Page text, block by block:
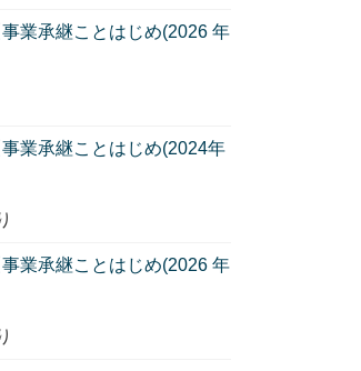
業承継ことはじめ(2026 年
業承継ことはじめ(2024年
業承継ことはじめ(2026 年